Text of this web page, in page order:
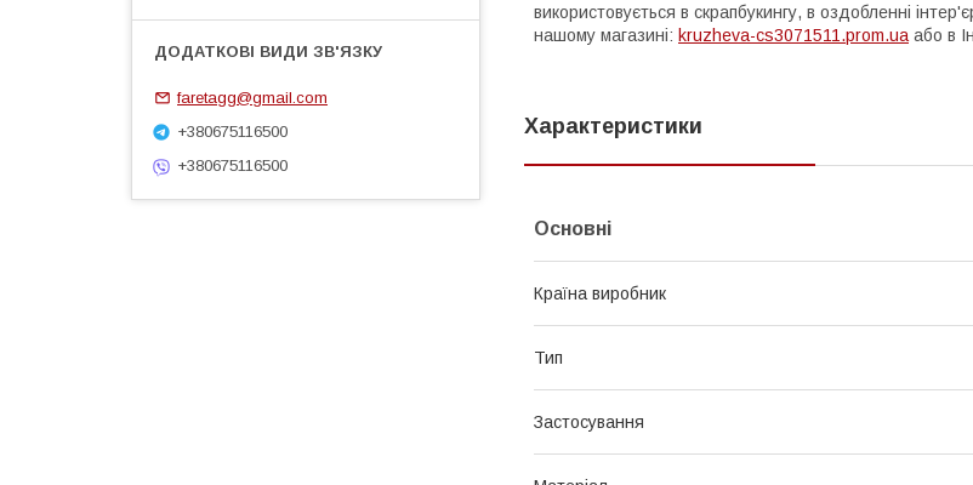
використовується в скрапбукингу, в оздобленні
нашому магазині: kruzheva-cs3071511.prom.ua або в
Характеристики
Основні
Країна виробник
Тип
Застосування
faretagg@gmail.com
+380675116500
+380675116500